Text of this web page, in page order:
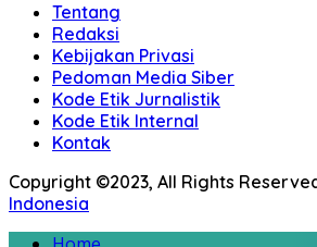
Tentang
Redaksi
Kebijakan Privasi
Pedoman Media Siber
Kode Etik Jurnalistik
Kode Etik Internal
Kontak
Copyright ©2023, All Rights
Indonesia